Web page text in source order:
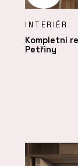
INTERIÉR
Kompletní
Petřiny